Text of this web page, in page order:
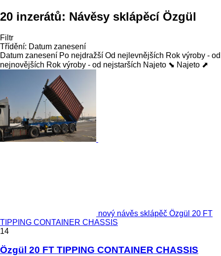
20 inzerátů: Návěsy sklápěcí Özgül
Filtr
Třídění: Datum zanesení
Datum zanesení Po nejdražší Od nejlevnějších Rok výroby - od
nejnovějších Rok výroby - od nejstarších Najeto ⬊ Najeto ⬈
nový návěs sklápěč Özgül 20 FT
TIPPING CONTAINER CHASSIS
14
Özgül 20 FT TIPPING CONTAINER CHASSIS